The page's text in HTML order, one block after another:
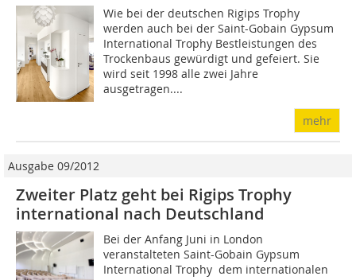
Wie bei der deutschen Rigips Trophy
werden auch bei der Saint-Gobain Gypsum
International Trophy Bestleistungen des
Trockenbaus gewürdigt und gefeiert. Sie
wird seit 1998 alle zwei Jahre
ausgetragen....
mehr
Ausgabe 09/2012
Zweiter Platz geht bei Rigips Trophy
international nach Deutschland
Bei der Anfang Juni in London
veranstalteten Saint-Gobain Gypsum
International Trophy  dem internationalen